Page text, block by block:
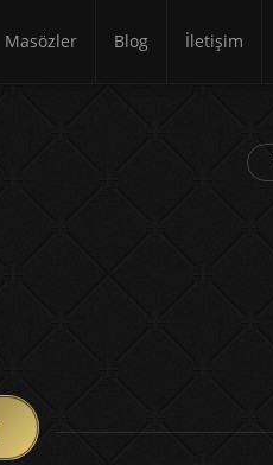
Masözler Blog İletişim